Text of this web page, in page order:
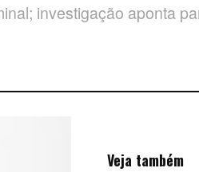
investigação aponta
Veja também